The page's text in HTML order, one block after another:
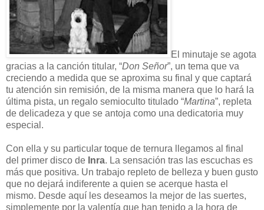
El minutaje se agota
gracias a la canción titular, “Don Señor”, un tema que va
creciendo a medida que se aproxima su final y que captará
tu atención sin remisión, de la misma manera que lo hará la
última pista, un regalo semioculto titulado “Martina”, repleta
de delicadeza y que se antoja como una dedicatoria muy
especial.
Con ella y su particular toque de ternura llegamos al final
del primer disco de Inra. La sensación tras las escuchas es
más que positiva. Un trabajo repleto de belleza y buen gusto
que no dejará indiferente a quien se acerque hasta el
mismo. Desde aquí les deseamos la mejor de las suertes,
simplemente por la valentía que han tenido a la hora de